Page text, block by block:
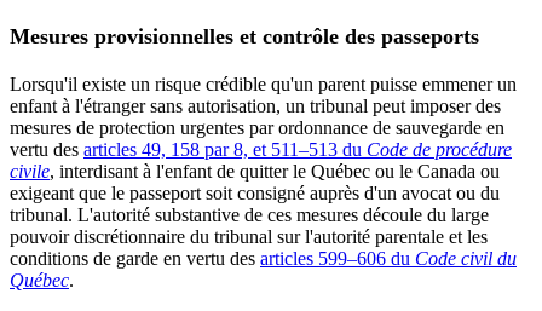
Mesures provisionnelles et contrôle des passeports
Lorsqu'il existe un risque crédible qu'un parent puisse emmener un
enfant à l'étranger sans autorisation, un tribunal peut imposer des
mesures de protection urgentes par ordonnance de sauvegarde en
vertu des articles 49, 158 par 8, et 511–513 du Code de procédure
civile, interdisant à l'enfant de quitter le Québec ou le Canada ou
exigeant que le passeport soit consigné auprès d'un avocat ou du
tribunal. L'autorité substantive de ces mesures découle du large
pouvoir discrétionnaire du tribunal sur l'autorité parentale et les
conditions de garde en vertu des articles 599–606 du Code civil du
Québec.